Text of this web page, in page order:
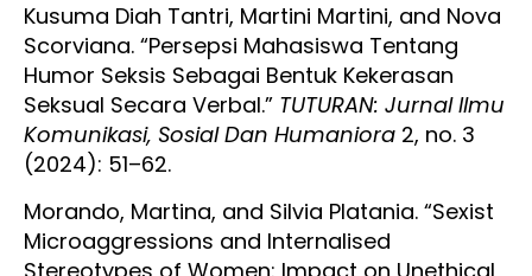
Kusuma Diah Tantri, Martini Martini, and Nova
Scorviana. “Persepsi Mahasiswa Tentang
Humor Seksis Sebagai Bentuk Kekerasan
Seksual Secara Verbal.” TUTURAN: Jurnal Ilmu
Komunikasi, Sosial Dan Humaniora 2, no. 3
(2024): 51–62.
Morando, Martina, and Silvia Platania. “Sexist
Microaggressions and Internalised